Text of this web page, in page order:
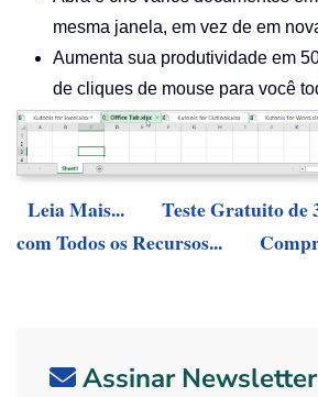
mesma janela, em vez de em
Aumenta sua produtividade em
de cliques de mouse para você
Leia Mais...
Teste Gratuito de
com Todos os Recursos...
Assinar Newsletter